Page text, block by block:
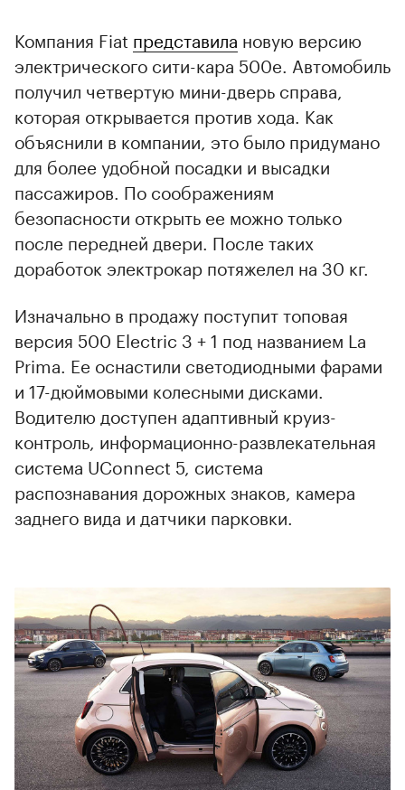
Компания Fiat представила новую версию
электрического сити-кара 500e. Автомобиль
получил четвертую мини-дверь справа,
которая открывается против хода. Как
объяснили в компании, это было придумано
для более удобной посадки и высадки
пассажиров. По соображениям
безопасности открыть ее можно только
после передней двери. После таких
доработок электрокар потяжелел на 30 кг.
Изначально в продажу поступит топовая
версия 500 Electric 3 + 1 под названием La
Prima. Ее оснастили светодиодными фарами
и 17-дюймовыми колесными дисками.
Водителю доступен адаптивный круиз-
контроль, информационно-развлекательная
система UConnect 5, система
распознавания дорожных знаков, камера
заднего вида и датчики парковки.
00:00 / 00:00